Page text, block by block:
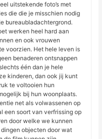
uitstekende foto’s met
die die je misschien nodig
bureaubladachtergrond.
werken heel hard aan
en ook vrouwen
voorzien. Het hele leven is
benaderen ontsnappen
één dan je hele
kinderen, dan ook jij kunt
te voltooien hun
bij hun woonplaats.
net als volwassenen op
een soort van verfrissing op
door welke we kunnen
objecten door wat